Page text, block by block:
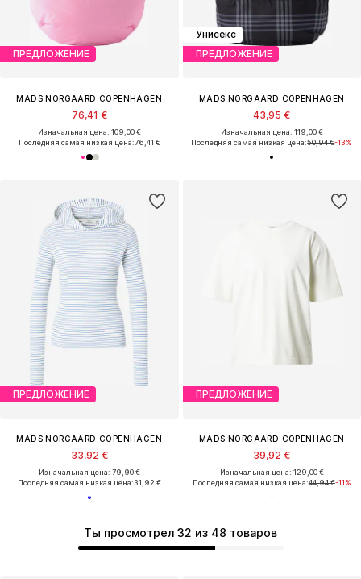
Ты просмотрел 32 из 48 товаров
ПРЕДЛОЖЕНИЕ
MADS NORGAARD COPENHAGEN
76,41 €
Изначальная цена: 109,00 €
Последняя самая низкая цена:76,41 €
Унисекс
ПРЕДЛОЖЕНИЕ
MADS NORGAARD COPENHAGEN
43,95 €
Изначальная цена: 119,00 €
Последняя самая низкая цена:50,94 €-13%
ПРЕДЛОЖЕНИЕ
MADS NORGAARD COPENHAGEN
33,92 €
Изначальная цена: 79,90 €
Последняя самая низкая цена:31,92 €
ПРЕДЛОЖЕНИЕ
MADS NORGAARD COPENHAGEN
39,92 €
Изначальная цена: 129,00 €
Последняя самая низкая цена:44,94 €-11%